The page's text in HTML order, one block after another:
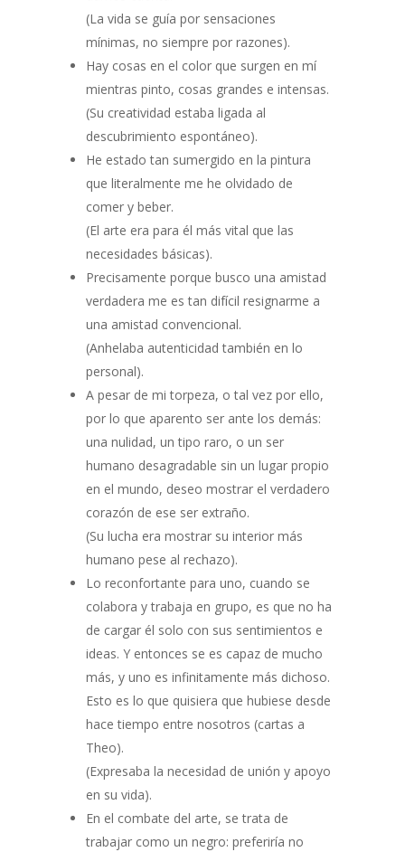
(La vida se guía por sensaciones
mínimas, no siempre por razones).
Hay cosas en el color que surgen en mí
mientras pinto, cosas grandes e intensas.
(Su creatividad estaba ligada al
descubrimiento espontáneo).
He estado tan sumergido en la pintura
que literalmente me he olvidado de
comer y beber.
(El arte era para él más vital que las
necesidades básicas).
Precisamente porque busco una amistad
verdadera me es tan difícil resignarme a
una amistad convencional.
(Anhelaba autenticidad también en lo
personal).
A pesar de mi torpeza, o tal vez por ello,
por lo que aparento ser ante los demás:
una nulidad, un tipo raro, o un ser
humano desagradable sin un lugar propio
en el mundo, deseo mostrar el verdadero
corazón de ese ser extraño.
(Su lucha era mostrar su interior más
humano pese al rechazo).
Lo reconfortante para uno, cuando se
colabora y trabaja en grupo, es que no ha
de cargar él solo con sus sentimientos e
ideas. Y entonces se es capaz de mucho
más, y uno es infinitamente más dichoso.
Esto es lo que quisiera que hubiese desde
hace tiempo entre nosotros (cartas a
Theo).
(Expresaba la necesidad de unión y apoyo
en su vida).
En el combate del arte, se trata de
trabajar como un negro: preferiría no